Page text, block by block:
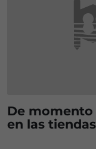
De momento
en las